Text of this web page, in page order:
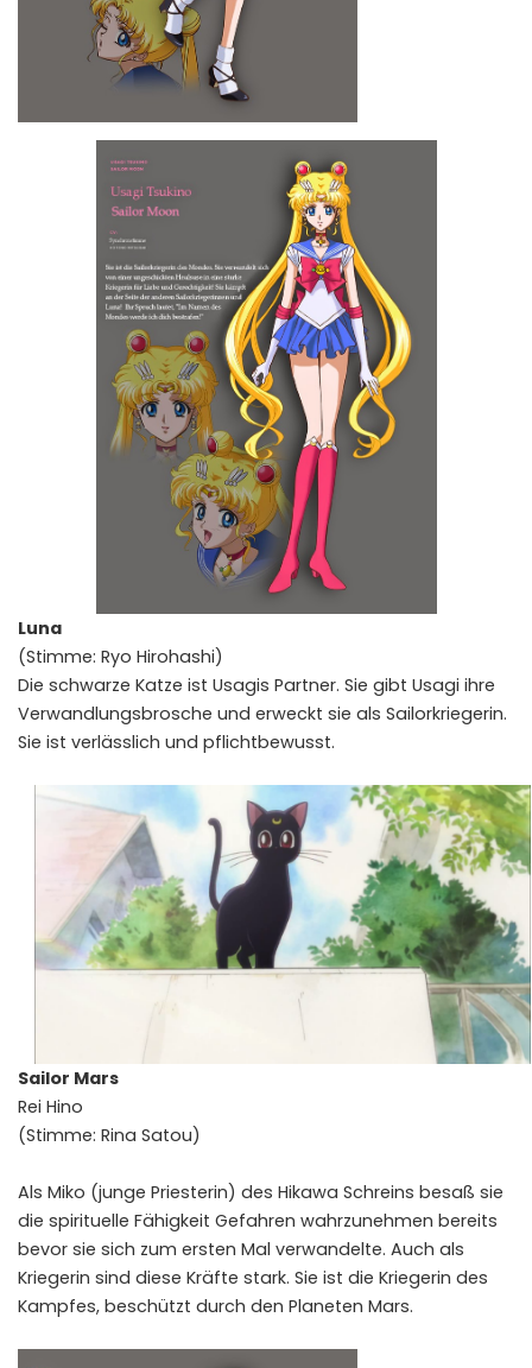
Luna
(Stimme: Ryo Hirohashi)
Die schwarze Katze ist Usagis Partner. Sie gibt Usagi ihre
Verwandlungsbrosche und erweckt sie als Sailorkriegerin.
Sie ist verlässlich und pflichtbewusst.
Sailor Mars
Rei Hino
(Stimme: Rina Satou)
Als Miko (junge Priesterin) des Hikawa Schreins besaß sie
die spirituelle Fähigkeit Gefahren wahrzunehmen bereits
bevor sie sich zum ersten Mal verwandelte. Auch als
Kriegerin sind diese Kräfte stark. Sie ist die Kriegerin des
Kampfes, beschützt durch den Planeten Mars.